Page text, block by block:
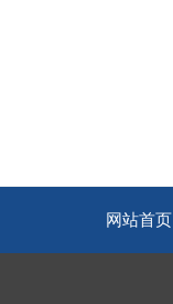
网站首页